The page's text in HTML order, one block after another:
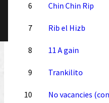
6 Chin Chin Rip
7 Rib el Hizb
8 11 A gain
9 Trankilito
10 No vacancies